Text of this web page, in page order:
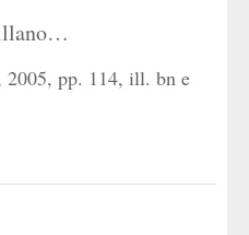
pp. 114, ill. bn e